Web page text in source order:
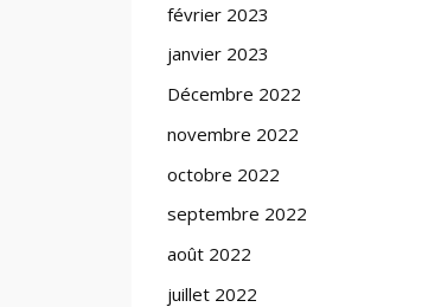
février 2023
janvier 2023
Décembre 2022
novembre 2022
octobre 2022
septembre 2022
août 2022
juillet 2022